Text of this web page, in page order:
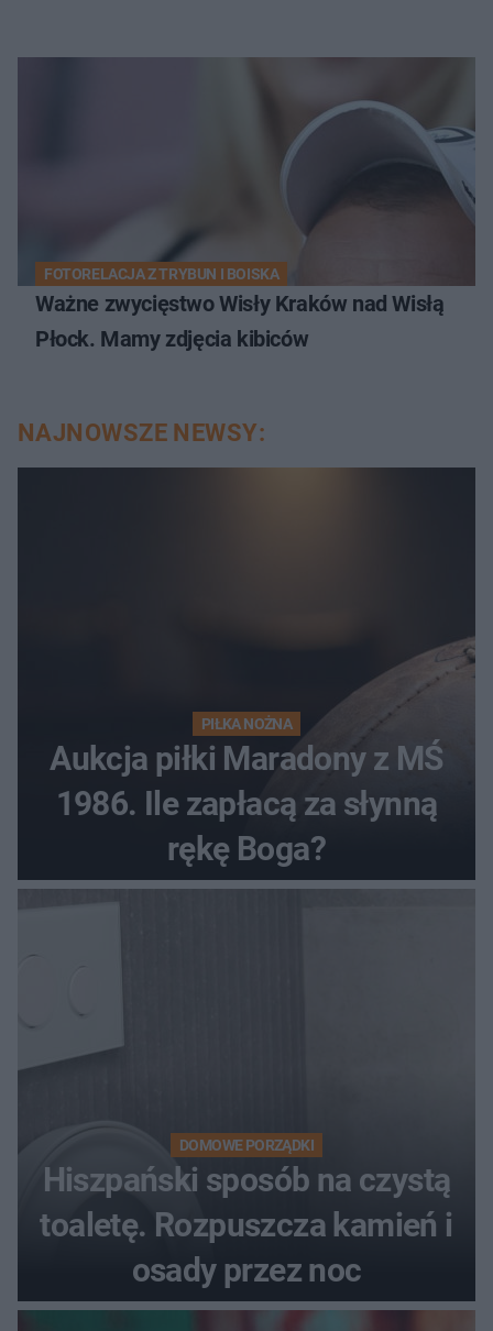
FOTORELACJA Z TRYBUN I BOISKA
Ważne zwycięstwo Wisły Kraków nad Wisłą
Płock. Mamy zdjęcia kibiców
NAJNOWSZE NEWSY:
PIŁKA NOŻNA
Aukcja piłki Maradony z MŚ
1986. Ile zapłacą za słynną
rękę Boga?
DOMOWE PORZĄDKI
Hiszpański sposób na czystą
toaletę. Rozpuszcza kamień i
osady przez noc